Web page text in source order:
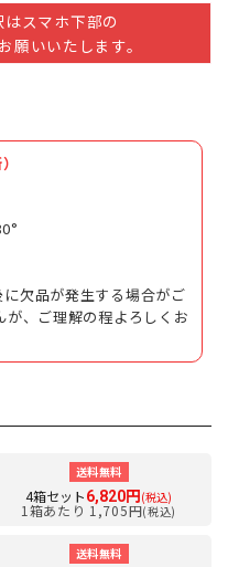
スマホ下部の
願いいたします。
欠品が発生する場合がご
が、ご理解の程よろしくお
送料無料
4箱セット6,820円 (税込)
1箱あたり 1,705円(税込)
送料無料